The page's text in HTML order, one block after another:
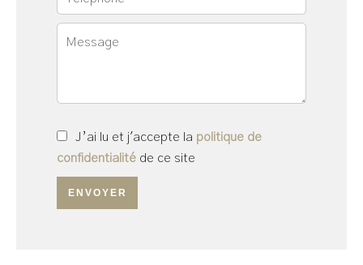
J’ai lu et j'accepte la politique de
confidentialité de ce site
ENVOYER